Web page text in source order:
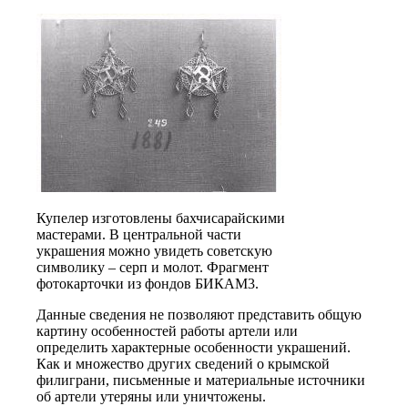
Купелер изготовлены бахчисарайскими
мастерами. В центральной части
украшения можно увидеть советскую
символику – серп и молот. Фрагмент
фотокарточки из фондов БИКАМ3.
Данные сведения не позволяют представить общую
картину особенностей работы артели или
определить характерные особенности украшений.
Как и множество других сведений о крымской
филиграни, письменные и материальные источники
об артели утеряны или уничтожены.